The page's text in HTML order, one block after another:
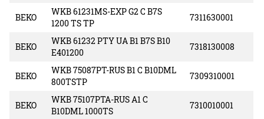
BEKO
WKB 61231MS-EXP G2 C B7S
1200 TS TP
7311630001
BEKO
WKB 61232 PTY UA B1 B7S B10
E401200
7318130008
BEKO
WKB 75087PT-RUS B1 C B10DML
800TSTP
7309310001
BEKO
WKB 75107PTA-RUS A1 C
B10DML 1000TS
7310010001